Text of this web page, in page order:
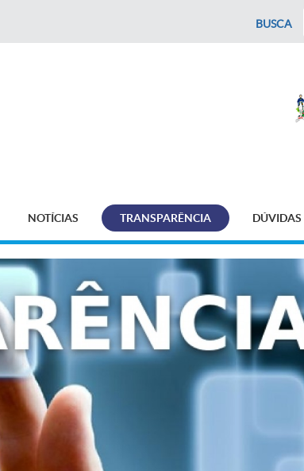
BUSCA
NOTÍCIAS TRANSPARÊNCIA DÚVIDAS